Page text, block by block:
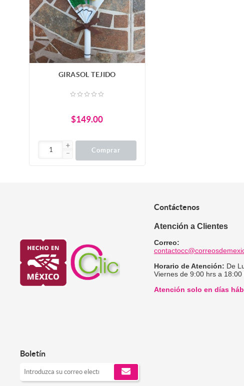
GIRASOL TEJIDO
$149.00
Comprar
Boletín
Contáctenos
Atención a Clientes
Correo:
Horario de Atención: De
Viernes de 9:00 hrs a 18:00
Atención solo en días